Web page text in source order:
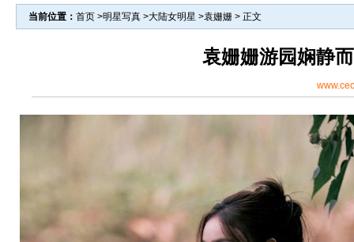
当前位置： 首页 >明星写真 >大陆女明星 >袁姗姗 > 正文
袁姗姗游园娴静